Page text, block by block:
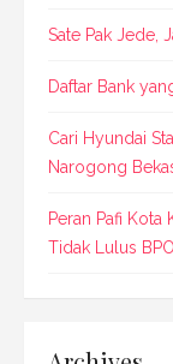
Sate Pak Jede,
Daftar Bank
Cari Hyundai
Narogong
Peran Pafi
Tidak Lulus